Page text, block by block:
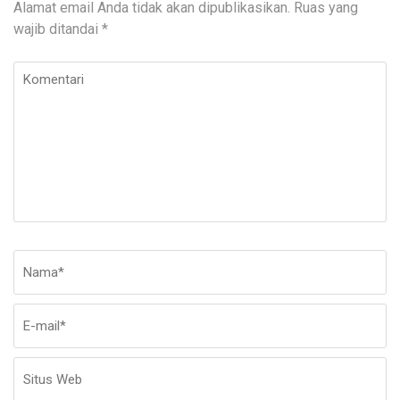
Alamat email Anda tidak akan dipublikasikan. Ruas yang
wajib ditandai *
Komentari